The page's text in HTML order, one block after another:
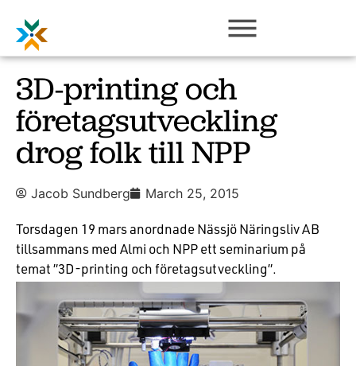
3D-printing och
företagsutveckling
drog folk till NPP
Jacob Sundberg March 25, 2015
Torsdagen 19 mars anordnade Nässjö Näringsliv AB
tillsammans med Almi och NPP ett seminarium på
temat ”3D-printing och företagsutveckling”.